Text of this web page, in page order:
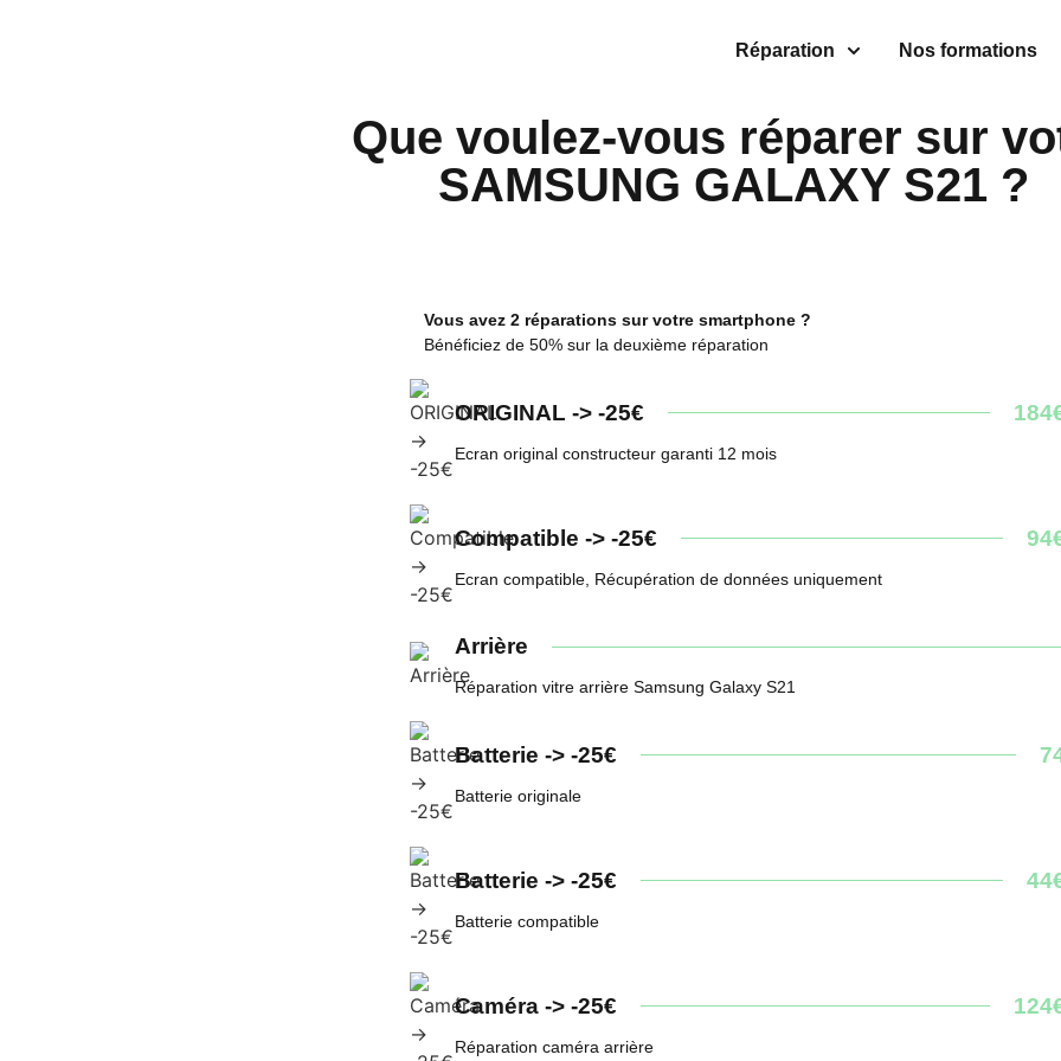
Réparation Nos formations
Que voulez-vous réparer sur
SAMSUNG GALAXY S21 ?
Vous avez 2 réparations sur votre smartphone ?
Bénéficiez de 50% sur la deuxième réparation
ORIGINAL -> -25€
Ecran original constructeur garanti 12 mois
Compatible -> -25€
Ecran compatible, Récupération de données uniquement
Arrière
Réparation vitre arrière Samsung Galaxy S21
Batterie -> -25€
Batterie originale
Batterie -> -25€
Batterie compatible
Caméra -> -25€
Réparation caméra arrière